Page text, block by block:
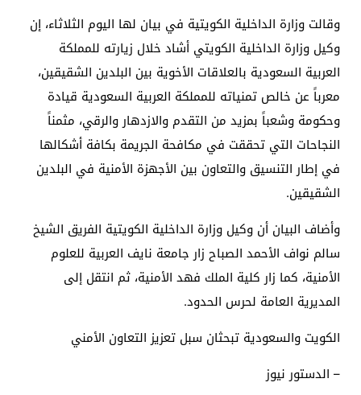
وقالت وزارة الداخلية الكويتية في بيان لها اليوم الثلاثاء، إن
وكيل وزارة الداخلية الكويتي أشاد خلال زيارته للمملكة
العربية السعودية بالعلاقات الأخوية بين البلدين الشقيقين،
معرباً عن خالص تمنياته للمملكة العربية السعودية قيادة
وحكومة وشعباً بمزيد من التقدم والازدهار والرقي، مثمناً
النجاحات التي تحققت في مكافحة الجريمة بكافة أشكالها
في إطار التنسيق والتعاون بين الأجهزة الأمنية في البلدين
الشقيقين.
وأضاف البيان أن وكيل وزارة الداخلية الكويتية الفريق الشيخ
سالم نواف الأحمد الصباح زار جامعة نايف العربية للعلوم
الأمنية، كما زار كلية الملك فهد الأمنية، ثم انتقل إلى
المديرية العامة لحرس الحدود.
الكويت والسعودية تبحثان سبل تعزيز التعاون الأمني
– الدستور نيوز